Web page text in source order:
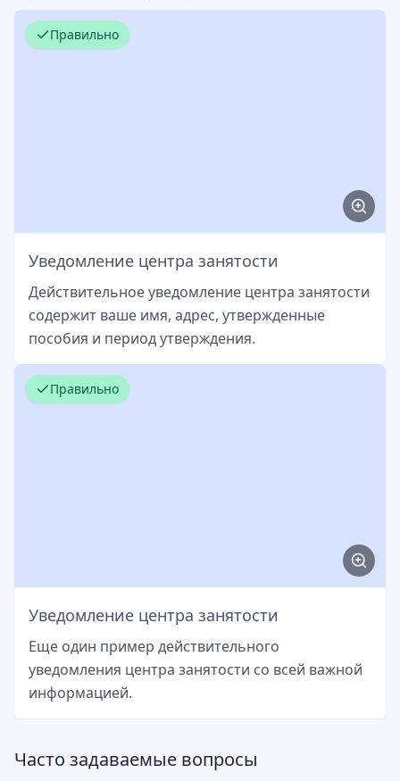
Правильно
Уведомление центра занятости
Действительное уведомление центра занятости
содержит ваше имя, адрес, утвержденные
пособия и период утверждения.
Правильно
Уведомление центра занятости
Еще один пример действительного
уведомления центра занятости со всей важной
информацией.
Часто задаваемые вопросы